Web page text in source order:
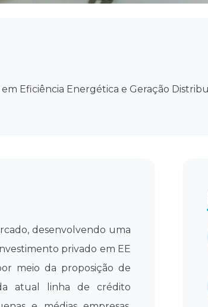
Eficiência Energética e Geração
desenvolvendo uma
privado em EE
meio da proposição de
atual linha de crédito